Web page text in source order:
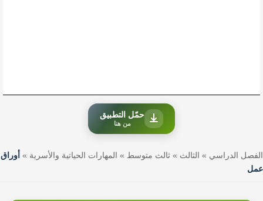
حمّل التطبيق
من هنا
الفصل الدراسي » الثالث » ثالث متوسط » المهارات الحياتية والأسرية » أوراق
عمل